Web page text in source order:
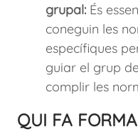
grupal: És
coneguin les
específiques
guiar el grup
complir les
QUI FA